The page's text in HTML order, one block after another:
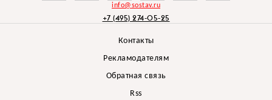
info@sostav.ru
+7 (495) 274-05-25
Контакты
Рекламодателям
Обратная связь
Rss